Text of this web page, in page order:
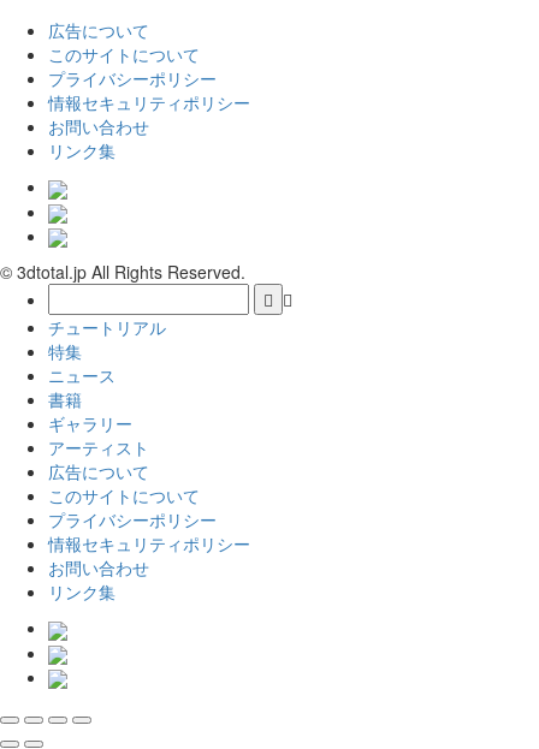
広告について
このサイトについて
プライバシーポリシー
情報セキュリティポリシー
お問い合わせ
リンク集
© 3dtotal.jp All Rights Reserved.
チュートリアル
特集
ニュース
書籍
ギャラリー
アーティスト
広告について
このサイトについて
プライバシーポリシー
情報セキュリティポリシー
お問い合わせ
リンク集